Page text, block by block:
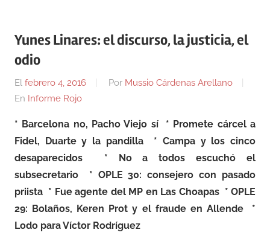
Yunes Linares: el discurso, la justicia, el
odio
El febrero 4, 2016 Por Mussio Cárdenas Arellano
En Informe Rojo
* Barcelona no, Pacho Viejo sí * Promete cárcel a
Fidel, Duarte y la pandilla * Campa y los cinco
desaparecidos * No a todos escuchó el
subsecretario * OPLE 30: consejero con pasado
priista * Fue agente del MP en Las Choapas * OPLE
29: Bolaños, Keren Prot y el fraude en Allende *
Lodo para Víctor Rodríguez